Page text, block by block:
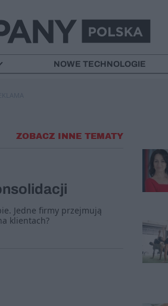
NOWE TECHNOLOGIE
ZOBACZ INNE TEMATY
Jedne firmy przejmują
klientach?